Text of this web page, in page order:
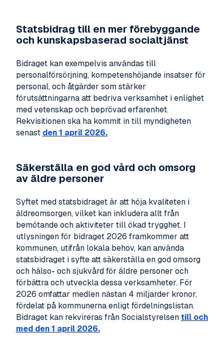
Statsbidrag till en mer förebyggande
och kunskapsbaserad socialtjänst
Bidraget kan exempelvis användas till
personalförsörjning, kompetenshöjande insatser för
personal, och åtgärder som stärker
förutsättningarna att bedriva verksamhet i enlighet
med vetenskap och beprövad erfarenhet.
Rekvisitionen ska ha kommit in till myndigheten
senast den 1 april 2026.
Säkerställa en god vård och omsorg
av äldre personer
Syftet med statsbidraget är att höja kvaliteten i
äldreomsorgen, vilket kan inkludera allt från
bemötande och aktiviteter till ökad trygghet. I
utlysningen för bidraget 2026 framkommer att
kommunen, utifrån lokala behov, kan använda
statsbidraget i syfte att säkerställa en god omsorg
och hälso- och sjukvård för äldre personer och
förbättra och utveckla dessa verksamheter. För
2026 omfattar medlen nästan 4 miljarder kronor,
fördelat på kommunerna enligt fördelningslistan.
Bidraget kan rekvireras från Socialstyrelsen till och
med den 1 april 2026.